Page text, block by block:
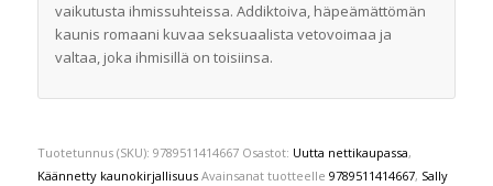
vaikutusta ihmissuhteissa. Addiktoiva, häpeämättömän
kaunis romaani kuvaa seksuaalista vetovoimaa ja
valtaa, joka ihmisillä on toisiinsa.
Tuotetunnus (SKU): 9789511414667 Osastot: Uutta nettikaupassa,
Käännetty kaunokirjallisuus Avainsanat tuotteelle 9789511414667, Sally